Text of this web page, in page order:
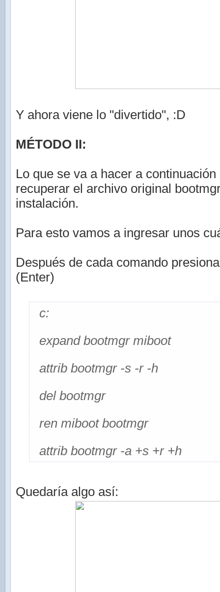
Y ahora viene lo "divertido", :D
MÉTODO II:
Lo que se va a hacer a
recuperar el archivo original
instalación.
Para esto vamos a ingresar unos
Después de cada comando
(Enter)
c:
expand bootmgr miboot
attrib bootmgr -s -r -h
del bootmgr
ren miboot bootmgr
attrib bootmgr -a +s +r +h
Quedaría algo así: